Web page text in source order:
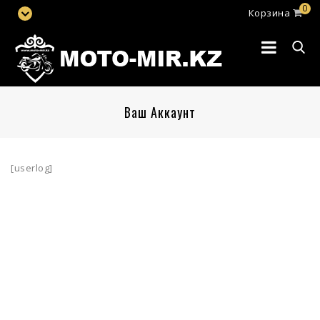
Корзина 0
Ваш Аккаунт
[userlog]